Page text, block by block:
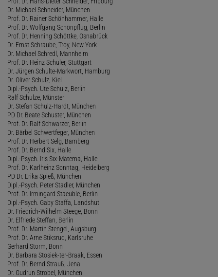
Dr. Michael Schneider, München
Prof. Dr. Rainer Schönhammer, Halle
Prof. Dr. Wolfgang Schönpflug, Berlin
Prof. Dr. Henning Schöttke, Osnabrück
Dr. Ernst Schraube, Troy, New York
Dr. Michael Schredl, Mannheim
Prof. Dr. Heinz Schuler, Stuttgart
Dr. Jürgen Schulte-Markwort, Hamburg
Dr. Oliver Schulz, Kiel
Dipl.-Psych. Ute Schulz, Berlin
Ralf Schulze, Münster
Dr. Stefan Schulz-Hardt, München
PD Dr. Beate Schuster, München
Prof. Dr. Ralf Schwarzer, Berlin
Dr. Bärbel Schwertfeger, München
Prof. Dr. Herbert Selg, Bamberg
Prof. Dr. Bernd Six, Halle
Dipl.-Psych. Iris Six-Materna, Halle
Prof. Dr. Karlheinz Sonntag, Heidelberg
PD Dr. Erika Spieß, München
Dipl.-Psych. Peter Stadler, München
Prof. Dr. Irmingard Staeuble, Berlin
Dipl.-Psych. Gaby Staffa, Landshut
Dr. Friedrich-Wilhelm Steege, Bonn
Dr. Elfriede Steffan, Berlin
Prof. Dr. Martin Stengel, Augsburg
Prof. Dr. Arne Stiksrud, Karlsruhe
Gerhard Storm, Bonn
Dr. Barbara Stosiek-ter-Braak, Essen
Prof. Dr. Bernd Strauß, Jena
Dr. Gudrun Strobel, München